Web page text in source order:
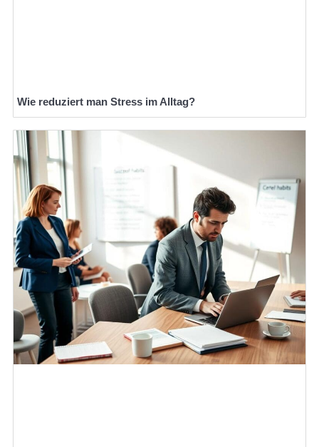
Wie reduziert man Stress im Alltag?